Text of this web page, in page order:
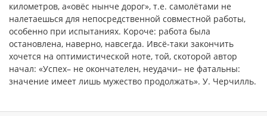
километров, а«овёс нынче дорог», т.е. самолётами не
налетаешься для непосредственной совместной работы,
особенно при испытаниях. Короче: работа была
остановлена, наверно, навсегда. Ивсё-таки закончить
хочется на оптимистической ноте, той, скоторой автор
начал: «Успех– не окончателен, неудачи– не фатальны:
значение имеет лишь мужество продолжать». У. Черчилль.